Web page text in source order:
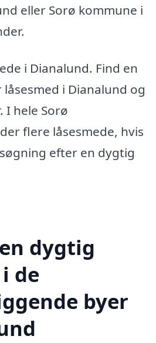
eller Sorø kommune i
i Dianalund. Find en
i Dianalund og
I hele Sorø
flere låsesmede, hvis
efter en dygtig
dygtig
de
byer